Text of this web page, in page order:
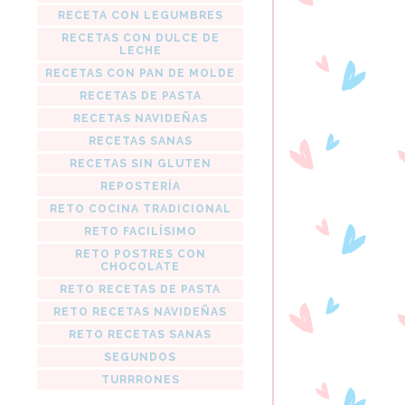
RECETA CON LEGUMBRES
RECETAS CON DULCE DE
LECHE
RECETAS CON PAN DE MOLDE
RECETAS DE PASTA
RECETAS NAVIDEÑAS
RECETAS SANAS
RECETAS SIN GLUTEN
REPOSTERÍA
RETO COCINA TRADICIONAL
RETO FACILÍSIMO
RETO POSTRES CON
CHOCOLATE
RETO RECETAS DE PASTA
RETO RECETAS NAVIDEÑAS
RETO RECETAS SANAS
SEGUNDOS
TURRRONES